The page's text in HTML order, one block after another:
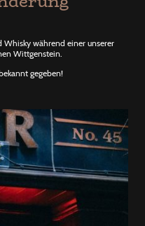
während einer unserer
Wittgenstein.
gegeben!